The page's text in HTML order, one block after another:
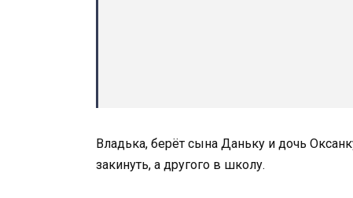
Владька, берёт сына Даньку и дочь
закинуть, а другого в школу.